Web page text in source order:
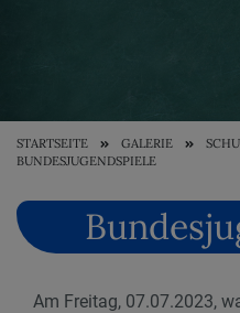
STARTSEITE GALERIE
BUNDESJUGENDSPIELE
Am Freitag, 07.07.2023,